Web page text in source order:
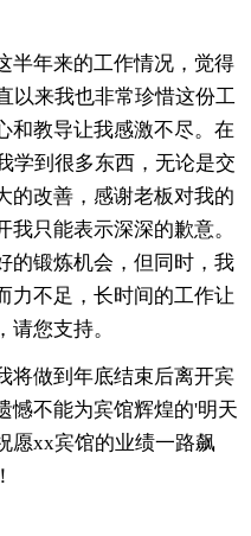
半年来的工作情况，觉得
以来我也非常珍惜这份工
和教导让我感激不尽。在
学到很多东西，无论是交
的改善，感谢老板对我的
只能表示深深的歉意。
的锻炼机会，但同时，我
力不足，长时间的工作让
您支持。
将做到年底结束后离开宾
憾不能为宾馆辉煌的'明天
愿xx宾馆的业绩一路飙